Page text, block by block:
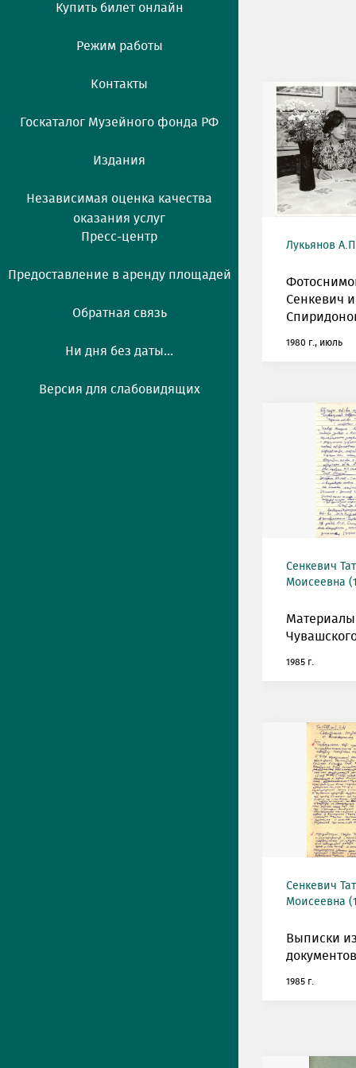
Купить билет онлайн
Режим работы
Контакты
Госкаталог Музейного фонда РФ
Издания
Независимая оценка качества
оказания услуг
Пресс-центр
Предоставление в аренду площадей
Обратная связь
Ни дня без даты...
Версия для слабовидящих
Лукьянов
Сенкевич
1980 г., июль
Сенкевич
Моисеевна
1985 г.
Сенкевич
Моисеевна
Выписки
1985 г.